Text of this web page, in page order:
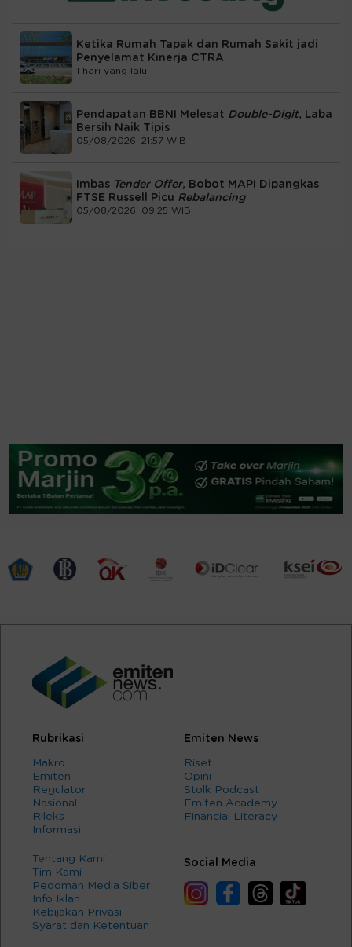
Ketika Rumah Tapak dan Rumah Sakit jadi
Penyelamat Kinerja CTRA
1 hari yang lalu
Pendapatan BBNI Melesat Double-Digit, Laba
Bersih Naik Tipis
05/08/2026, 21:57 WIB
Imbas Tender Offer, Bobot MAPI Dipangkas
FTSE Russell Picu Rebalancing
05/08/2026, 09:25 WIB
Rubrikasi
Makro
Emiten
Regulator
Nasional
Rileks
Informasi
Emiten News
Riset
Opini
Stolk Podcast
Emiten Academy
Financial Literacy
Tentang Kami
Tim Kami
Pedoman Media Siber
Info Iklan
Kebijakan Privasi
Syarat dan Ketentuan
Social Media